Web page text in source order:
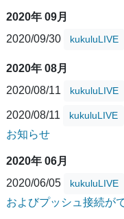
2020年 09月
2020/09/30
kukuluLIVE
2020年 08月
2020/08/11
kukuluLIVE
2020/08/11 kukuluLIVE
お知らせ
2020年 06月
2020/06/05
kukuluLIVE
およびプッシュ接続が